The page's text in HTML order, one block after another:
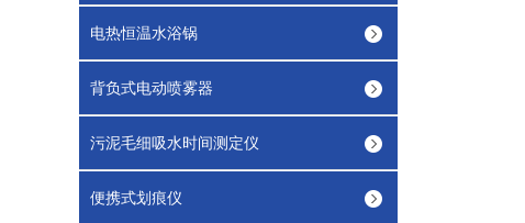
电热恒温水浴锅
背负式电动喷雾器
污泥毛细吸水时间测定仪
便携式划痕仪